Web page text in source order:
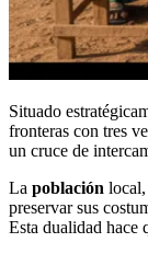
Situado
fronteras con tres
un cruce de
La población local,
preservar sus
Esta dualidad hace